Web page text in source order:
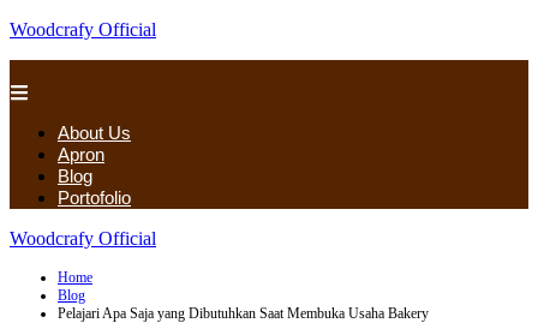
Woodcrafy Official
About Us
Apron
Blog
Portofolio
Woodcrafy Official
Home
Blog
Pelajari Apa Saja yang Dibutuhkan Saat Membuka Usaha Bakery